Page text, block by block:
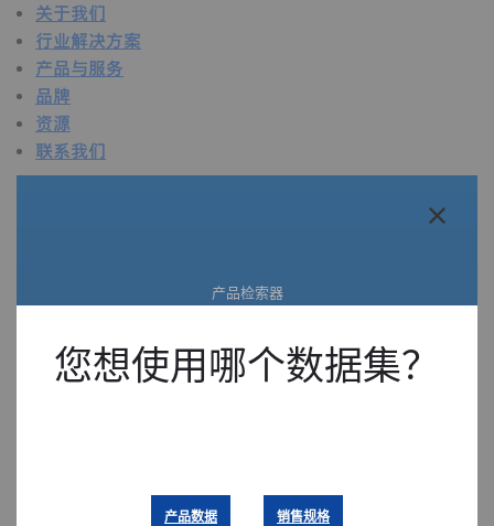
关于我们
行业解决方案
产品与服务
品牌
资源
联系我们
技术概述
活动
产品检索器
寻找合适的产品。
您想使用哪个数据集？
产品数据 销售规格